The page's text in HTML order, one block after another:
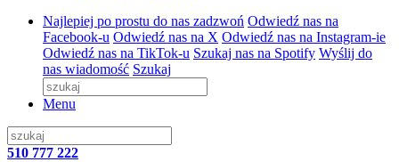
Najlepiej po prostu do nas zadzwoń Odwiedź nas na
Facebook-u Odwiedź nas na X Odwiedź nas na Instagram-ie
Odwiedź nas na TikTok-u Szukaj nas na Spotify Wyślij do
nas wiadomość Szukaj
Menu
510 777 222